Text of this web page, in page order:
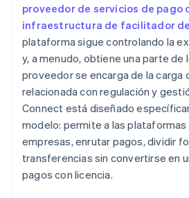
proveedor de servicios de pago
infraestructura de facilitador
plataforma sigue controlando la
y, a menudo, obtiene una parte de
proveedor se encarga de la carga
relacionada con regulación y
Connect está diseñado
modelo: permite a las
empresas, enrutar pagos, dividir
transferencias sin convertirse en
pagos con licencia.